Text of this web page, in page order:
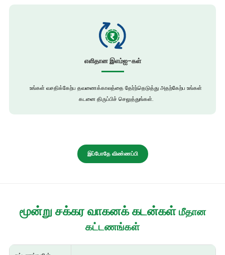
எளிதான இஎம்ஐ-கள்
உங்கள் வசதிக்கேற்ப தவணைக்காலத்தை தேர்ந்தெடுத்து அதற்கேற்ப உங்கள்
கடனை திருப்பிச் செலுத்துங்கள்.
இப்போதே விண்ணப்பி
மூன்று சக்கர வாகனக் கடன்கள் மீதான
கட்டணங்கள்